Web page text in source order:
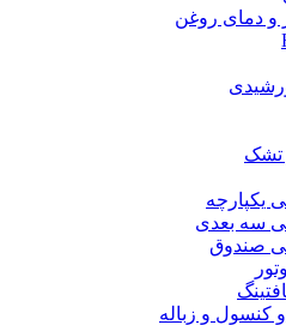
و دمای روغن
تشک
یکپارچه
سه بعدی
صندوق
و زباله